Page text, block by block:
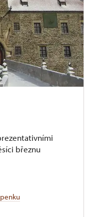
březnu